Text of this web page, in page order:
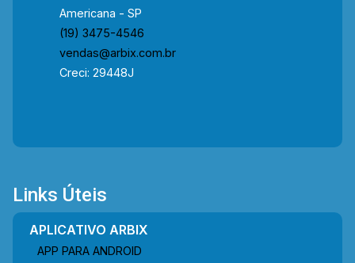
Americana - SP
(19) 3475-4546
vendas@arbix.com.br
Creci: 29448J
Links Úteis
APLICATIVO ARBIX
APP PARA ANDROID